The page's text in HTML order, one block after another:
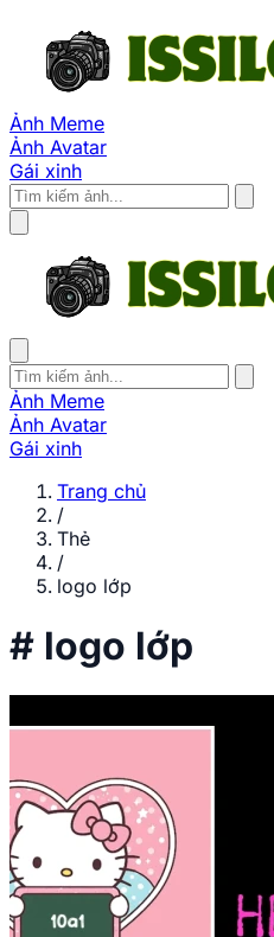
Ảnh Meme
Ảnh Avatar
Gái xinh
Ảnh Meme
Ảnh Avatar
Gái xinh
Trang chủ
/
Thẻ
/
logo lớp
# logo lớp